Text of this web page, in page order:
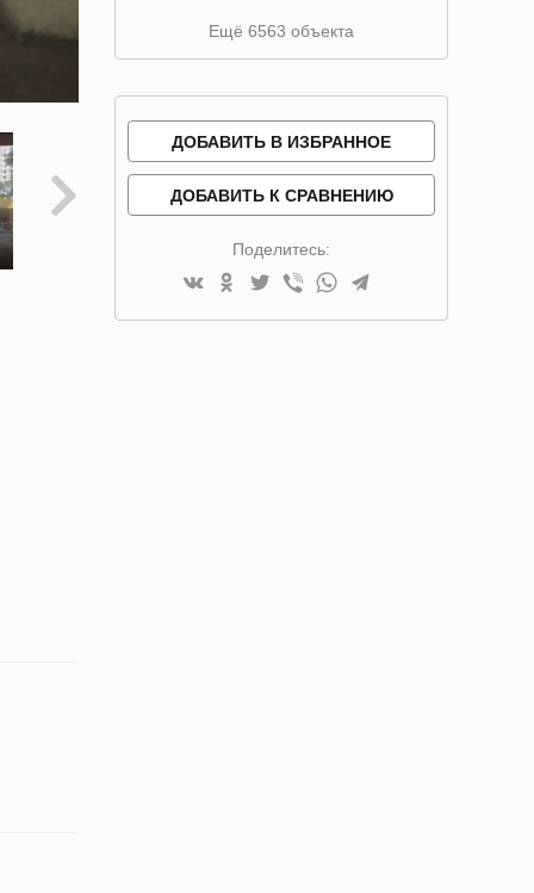
Ещё 6563 объекта
ДОБАВИТЬ В ИЗБРАННОЕ
ДОБАВИТЬ К СРАВНЕНИЮ
Поделитесь: